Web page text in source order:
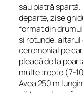
sau piatră
departe, zise
format din
și rotunde, altarul
ceremonial pe
pleacă de la
multe trepte (7-
Avea 250 m